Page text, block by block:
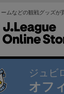
ームなどの観戦グッズ
ジュビ
オフ